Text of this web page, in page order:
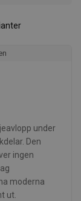
under
Den
ingen
moderna
ut.